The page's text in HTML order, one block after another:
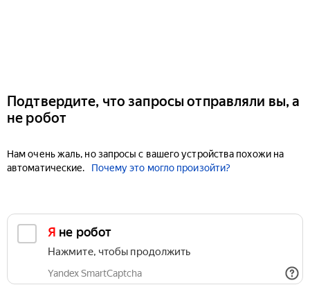
Подтвердите, что запросы отправляли вы, а
не робот
Нам очень жаль, но запросы с вашего устройства похожи на
автоматические.
Почему это могло произойти?
Я не робот
Нажмите, чтобы продолжить
Yandex SmartCaptcha